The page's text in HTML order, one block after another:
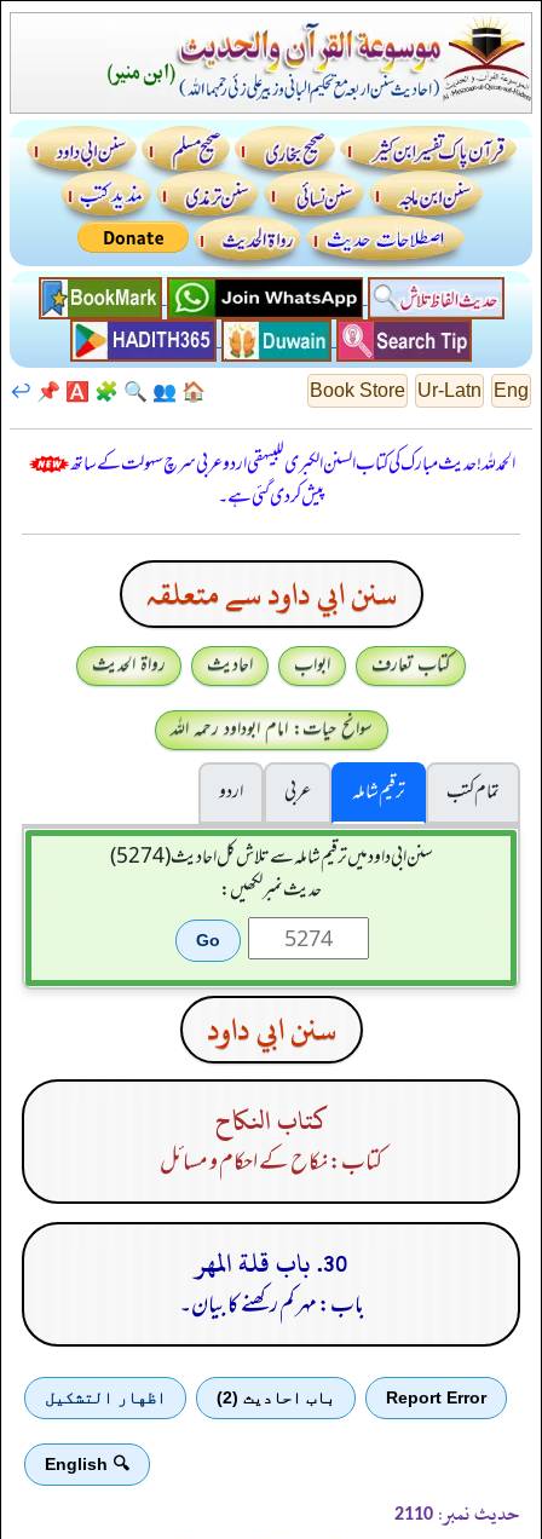
Eng
Ur-Latn
Book Store
🏠
👥
🔍
🧩
🅰️
📌
↩️
الحمدللہ! حدیث مبارک کی کتاب السنن الكبرى للبيهقي اردو عربی سرچ سہولت کے ساتھ
پیش کر دی گئی ہے۔
سنن ابي داود سے متعلقہ
کتاب تعارف ابواب احادیث
رواۃ الحدیث
سوانح حیات: امام ابوداود رحمہ اللہ
تمام کتب
ترقیم شاملہ عربی
اردو
سنن ابي داود میں ترقیم شاملہ سے تلاش کل احادیث (5274)
حدیث نمبر لکھیں:
سنن ابي داود
كتاب النكاح
کتاب: نکاح کے احکام و مسائل
30. باب قلة المهر
باب: مہر کم رکھنے کا بیان۔
Report Error باب احادیث (2) اظهار التشكيل
🔍 English
حدیث نمبر: 2110